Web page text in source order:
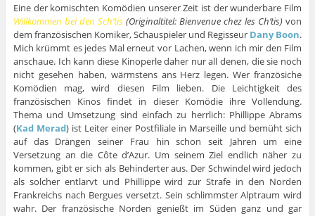
Eine der komischten Komödien unserer Zeit ist der wunderbare Film
Willkommen bei den Sch’tis (Originaltitel: Bienvenue chez les Ch’tis) von
dem französischen Komiker, Schauspieler und Regisseur Dany Boon.
Mich krümmt es jedes Mal erneut vor Lachen, wenn ich mir den Film
anschaue. Ich kann diese Kinoperle daher nur all denen, die sie noch
nicht gesehen haben, wärmstens ans Herz legen. Wer französiche
Komödien mag, wird diesen Film lieben. Die Leichtigkeit des
französischen Kinos findet in dieser Komödie ihre Vollendung.
Thema und Umsetzung sind einfach zu herrlich: Phillippe Abrams
(Kad Merad) ist Leiter einer Postfiliale in Marseille und bemüht sich
auf das Drängen seiner Frau hin schon seit Jahren um eine
Versetzung an die Côte d’Azur. Um seinem Ziel endlich näher zu
kommen, gibt er sich als Behinderter aus. Der Schwindel wird jedoch
als solcher entlarvt und Phillippe wird zur Strafe in den Norden
Frankreichs nach Bergues versetzt. Sein schlimmster Alptraum wird
wahr. Der französische Norden genießt im Süden ganz und gar